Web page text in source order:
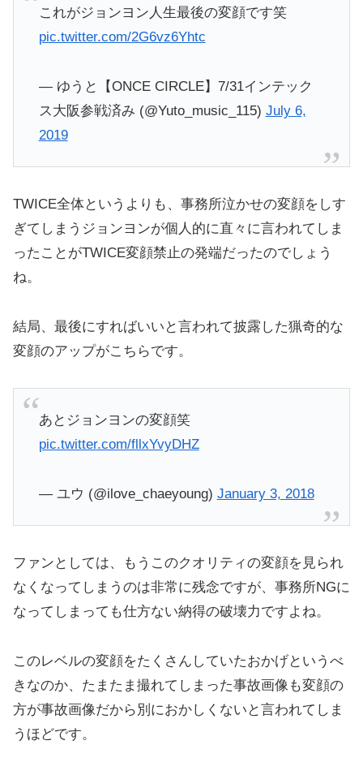
これがジョンヨン人生最後の変顔です笑
pic.twitter.com/2G6vz6Yhtc
— ゆうと【ONCE CIRCLE】7/31インテック
ス大阪参戦済み (@Yuto_music_115) July 6,
2019
TWICE全体というよりも、事務所泣かせの変顔をしす
ぎてしまうジョンヨンが個人的に直々に言われてしま
ったことがTWICE変顔禁止の発端だったのでしょう
ね。
結局、最後にすればいいと言われて披露した猟奇的な
変顔のアップがこちらです。
あとジョンヨンの変顔笑
pic.twitter.com/fllxYvyDHZ
— ユウ (@ilove_chaeyoung) January 3, 2018
ファンとしては、もうこのクオリティの変顔を見られ
なくなってしまうのは非常に残念ですが、事務所NGに
なってしまっても仕方ない納得の破壊力ですよね。
このレベルの変顔をたくさんしていたおかげというべ
きなのか、たまたま撮れてしまった事故画像も変顔の
方が事故画像だから別におかしくないと言われてしま
うほどです。